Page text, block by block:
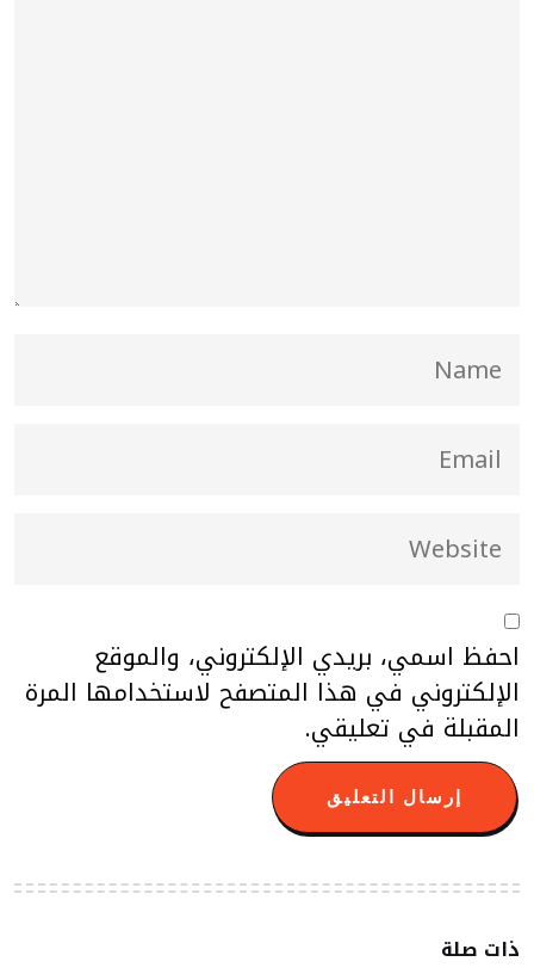
احفظ اسمي، بريدي الإلكتروني، والموقع
الإلكتروني في هذا المتصفح لاستخدامها المرة
المقبلة في تعليقي.
ذات صلة